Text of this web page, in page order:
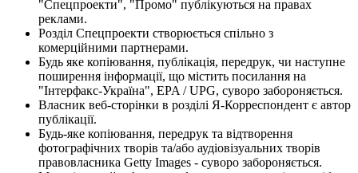
"Спецпроекти", "Промо" публікуються на правах
реклами.
Розділ Спецпроекти створюється спільно з
комерційними партнерами.
Будь яке копіювання, публікація, передрук, чи наступне
поширення інформації, що містить посилання на
"Інтерфакс-Україна", EPA / UPG, суворо забороняється.
Власник веб-сторінки в розділі Я-Корреспондент є автор
публікації.
Будь-яке копіювання, передрук та відтворення
фотографічних творів та/або аудіовізуальних творів
правовласника Getty Images - суворо забороняється.